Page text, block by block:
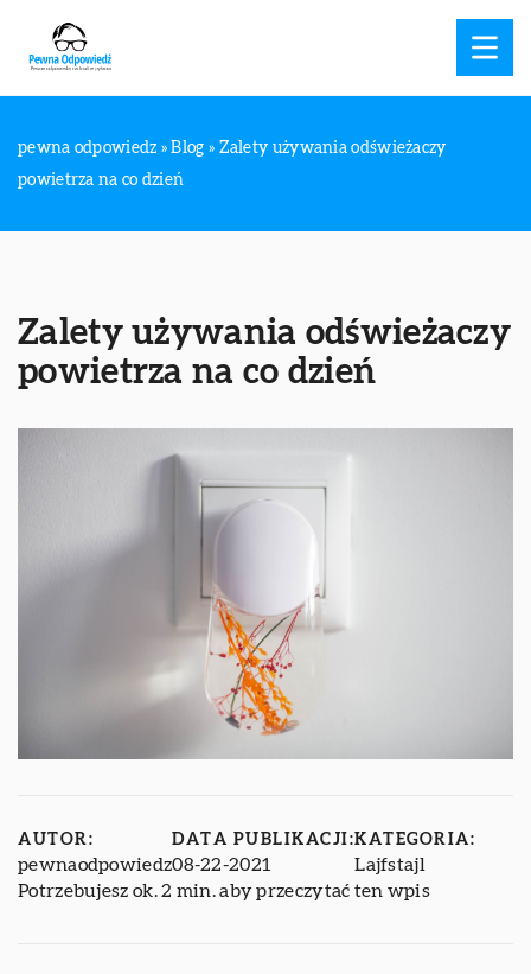
pewna odpowiedz »Blog » Zalety używania odświeżaczy
powietrza na co dzień
Zalety używania odświeżaczy
powietrza na co dzień
AUTOR:
pewnaodpowiedz
DATA PUBLIKACJI:
08-22-2021
KATEGORIA:
Lajfstajl
Potrzebujesz ok. 2 min. aby przeczytać ten wpis